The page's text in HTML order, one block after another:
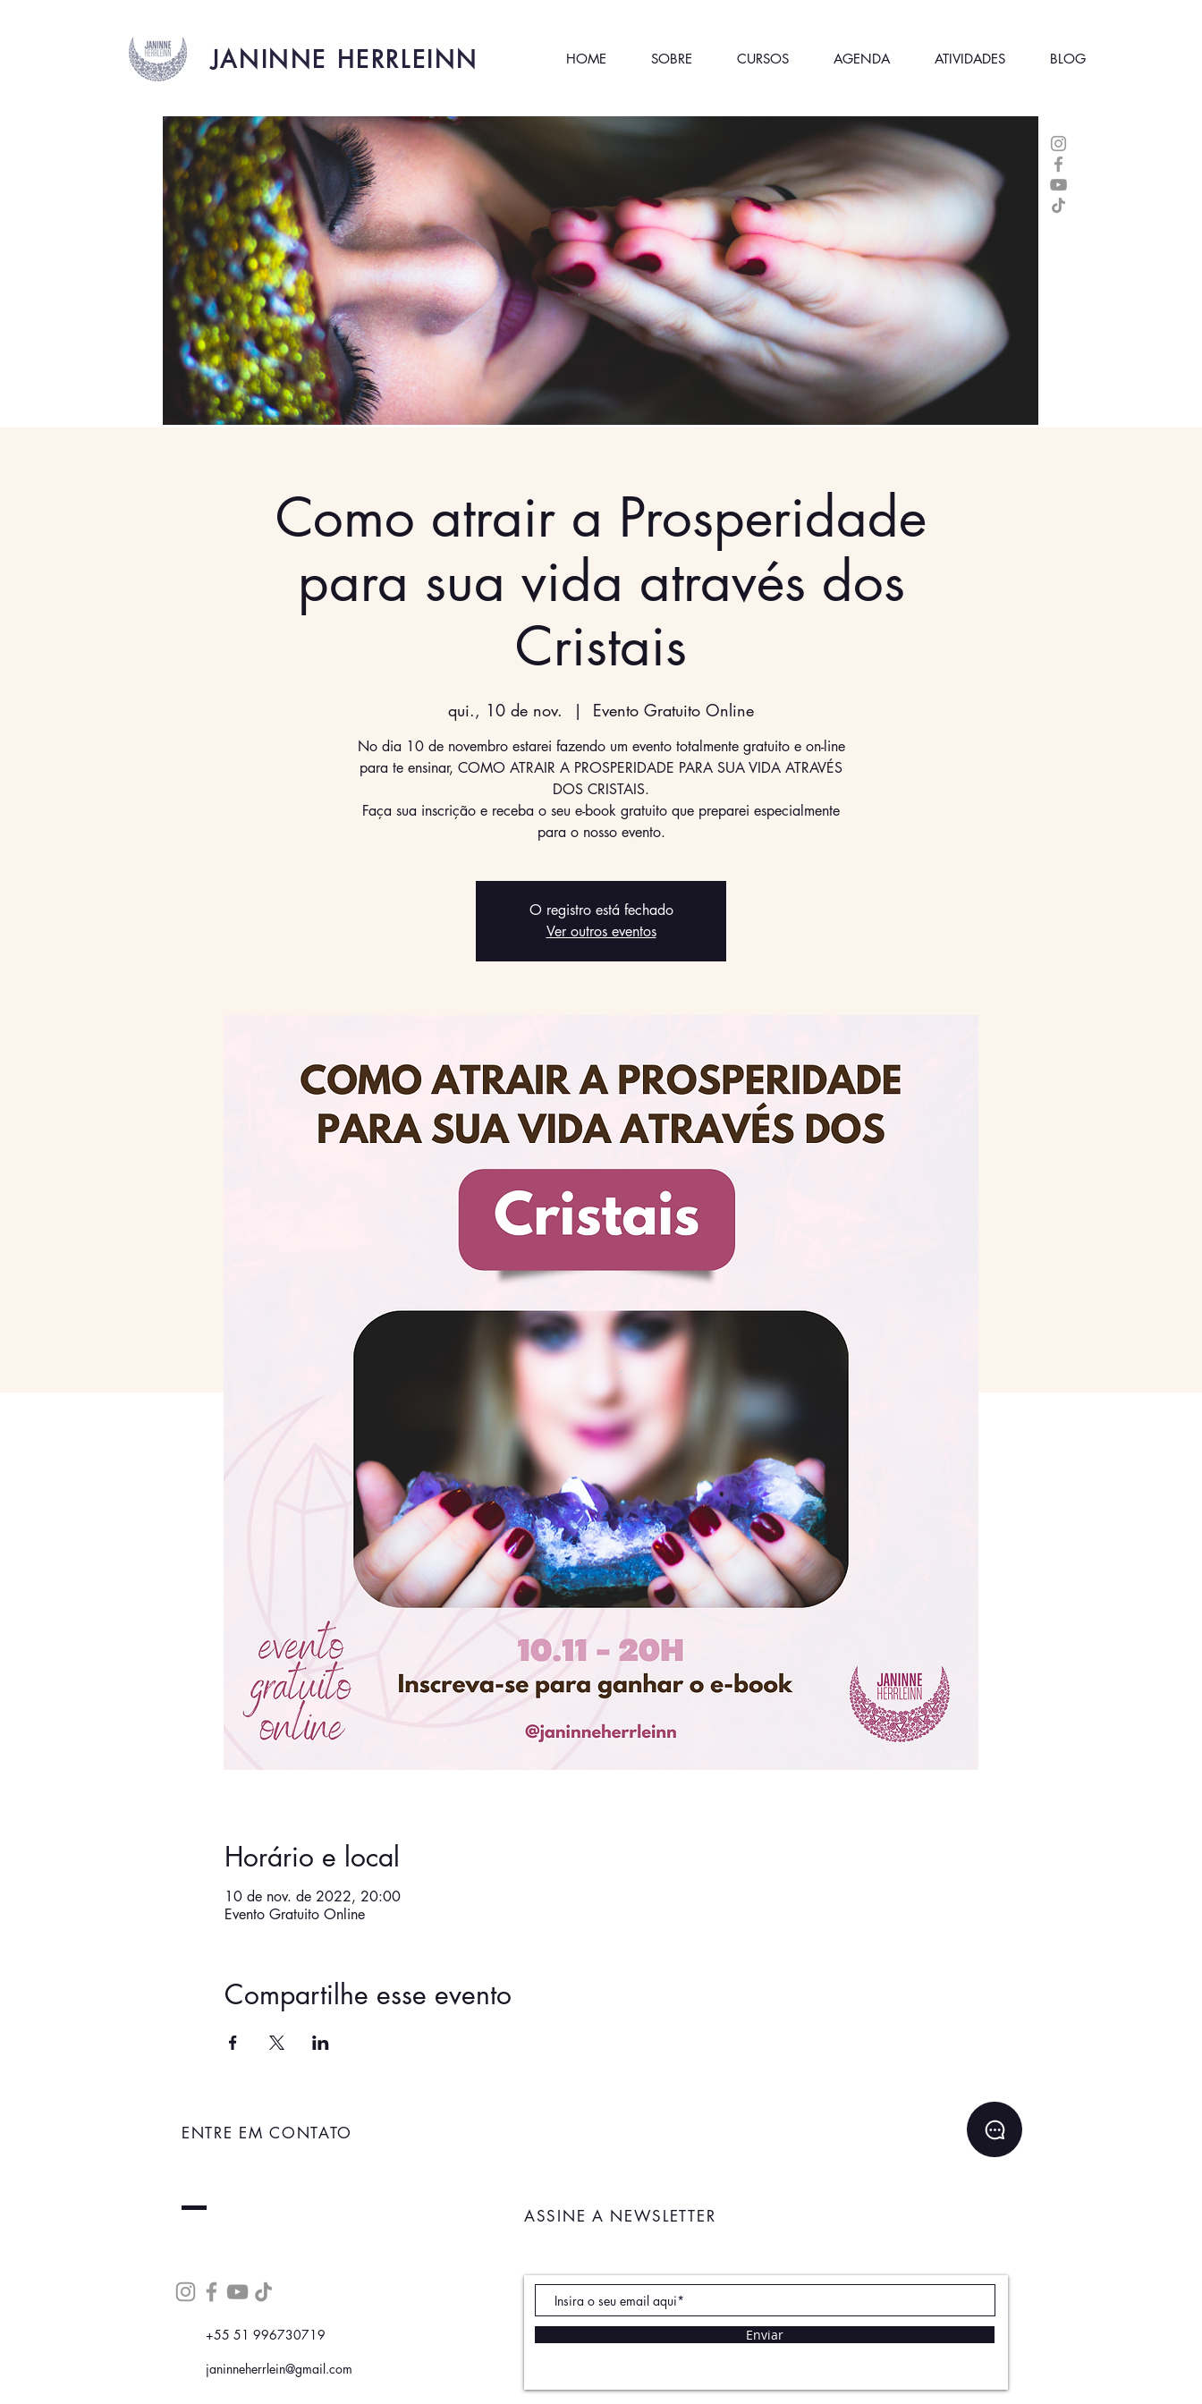
JANINNE HERRLEINN HOME SOBRE CURSOS AGENDA ATIVIDADES BLOG
Como atrair a Prosperidade
para sua vida através dos
Cristais
qui., 10 de nov.
  |
Evento Gratuito Online
No dia 10 de novembro estarei fazendo um evento totalmente gratuito e on-line
para te ensinar, COMO ATRAIR A PROSPERIDADE PARA SUA VIDA ATRAVÉS
DOS CRISTAIS.
Faça sua inscrição e receba o seu e-book gratuito que preparei especialmente
para o nosso evento.
O registro está fechado
Ver outros eventos
Horário e local
10 de nov. de 2022, 20:00
Evento Gratuito Online
Compartilhe esse evento
ENTRE EM CONTATO
+55 51 996730719
janinneherrlein@gmail.com
ASSINE A NEWSLETTER
Enviar